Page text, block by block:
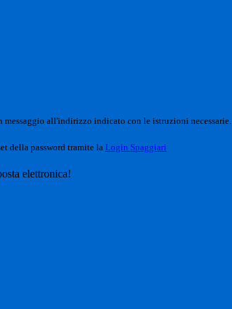
messaggio all'indirizzo indicato con le istruzioni necessarie.
della password tramite la Login Spaggiari
elettronica!